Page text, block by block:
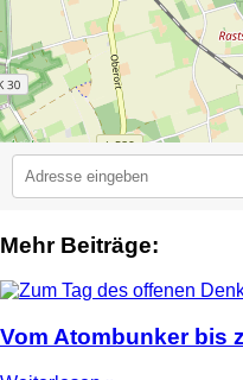
Mehr Beiträge:
Vom Atombunker bis